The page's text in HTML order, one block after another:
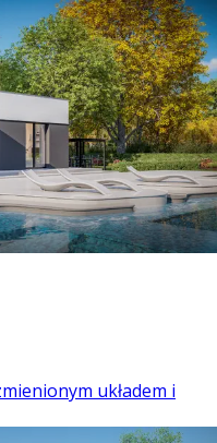
układem i